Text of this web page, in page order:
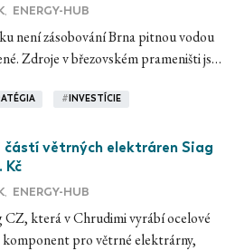
, ENERGY-HUB
není zásobování Brna pitnou vodou
Zdroje v březovském prameništi js…
# INVESTÍCIE
částí větrných elektráren Siag
Kč
, ENERGY-HUB
CZ, která v Chrudimi vyrábí ocelové
pro větrné elektrárny,